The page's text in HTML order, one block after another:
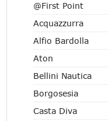
@First Point
Acquazzurra
Alfio Bardolla
Aton
Bellini Nautica
Borgosesia
Casta Diva